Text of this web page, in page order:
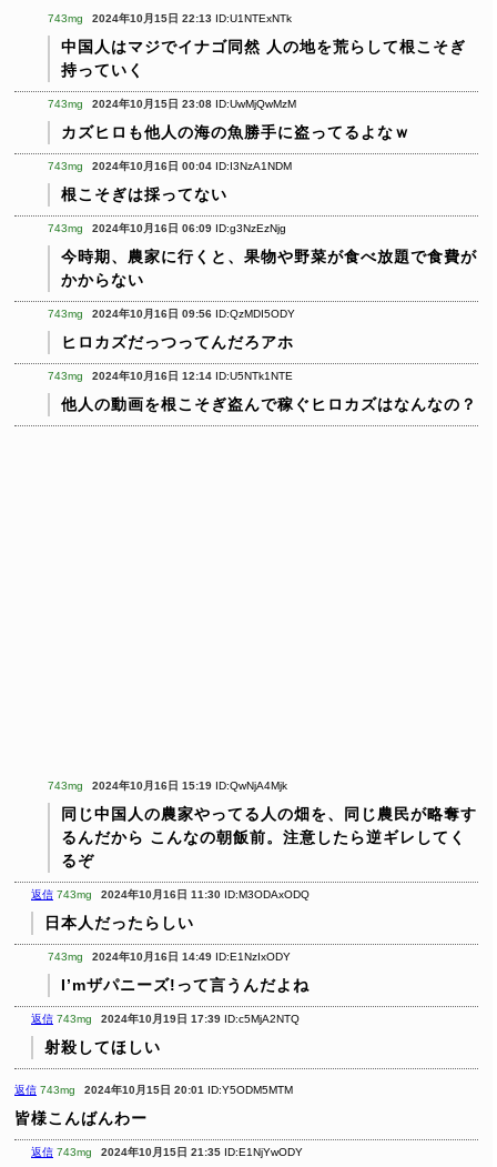
743mg 2024年10月15日 22:13 ID:U1NTExNTk
中国人はマジでイナゴ同然 人の地を荒らして根こそぎ
持っていく
743mg 2024年10月15日 23:08 ID:UwMjQwMzM
カズヒロも他人の海の魚勝手に盗ってるよなｗ
743mg 2024年10月16日 00:04 ID:I3NzA1NDM
根こそぎは採ってない
743mg 2024年10月16日 06:09 ID:g3NzEzNjg
今時期、農家に行くと、果物や野菜が食べ放題で食費が
かからない
743mg 2024年10月16日 09:56 ID:QzMDI5ODY
ヒロカズだっつってんだろアホ
743mg 2024年10月16日 12:14 ID:U5NTk1NTE
他人の動画を根こそぎ盗んで稼ぐヒロカズはなんなの？
743mg 2024年10月16日 15:19 ID:QwNjA4Mjk
同じ中国人の農家やってる人の畑を、同じ農民が略奪す
るんだから こんなの朝飯前。注意したら逆ギレしてく
るぞ
返信 743mg 2024年10月16日 11:30 ID:M3ODAxODQ
日本人だったらしい
743mg 2024年10月16日 14:49 ID:E1NzIxODY
I’mザパニーズ!って言うんだよね
返信 743mg 2024年10月19日 17:39 ID:c5MjA2NTQ
射殺してほしい
返信 743mg 2024年10月15日 20:01 ID:Y5ODM5MTM
皆様こんばんわー
返信 743mg 2024年10月15日 21:35 ID:E1NjYwODY